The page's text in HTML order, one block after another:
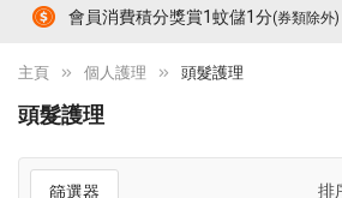
會員消費積分獎賞1蚊儲1分(券類除外)
主頁 個人護理 頭髮護理
頭髮護理
篩選器 排